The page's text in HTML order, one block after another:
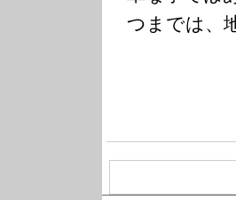
つまでは、